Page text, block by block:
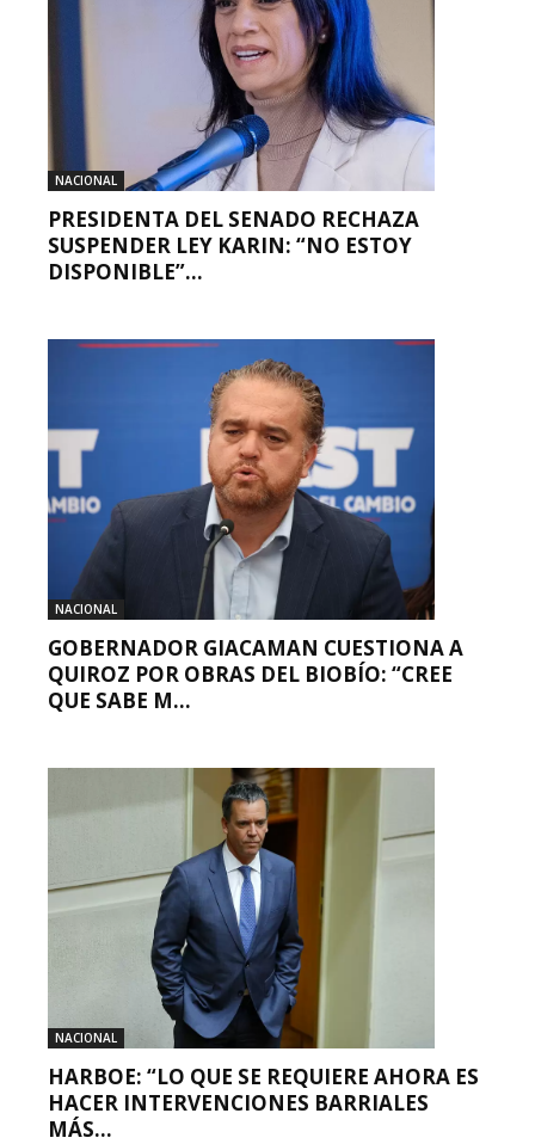
NACIONAL
PRESIDENTA DEL SENADO RECHAZA
SUSPENDER LEY KARIN: “NO ESTOY
DISPONIBLE”...
NACIONAL
GOBERNADOR GIACAMAN CUESTIONA A
QUIROZ POR OBRAS DEL BIOBÍO: “CREE
QUE SABE M...
NACIONAL
HARBOE: “LO QUE SE REQUIERE AHORA ES
HACER INTERVENCIONES BARRIALES
MÁS...